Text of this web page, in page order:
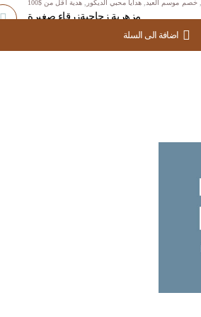
اضافة الى السلة
,خصم موسم العيد ,هدايا محبي الديكور ,هدية اقل من $100
مزهرية زجاجيةزرقاء صغيرة